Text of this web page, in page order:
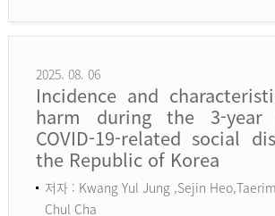
2025. 08. 06
Incidence and
harm during the 3-
COVID-19-related social
the Republic of Korea
저자 : Kwang Yul Jung ,Sejin
Chul Cha